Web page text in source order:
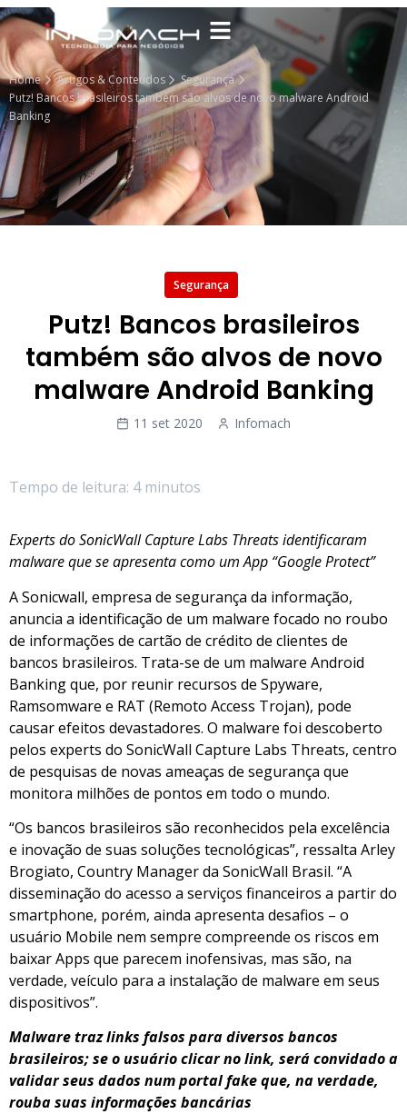
Home Artigos & Conteúdos
Segurança
Putz! Bancos brasileiros também são alvos de novo malware Android
Banking
Segurança
Putz! Bancos brasileiros
também são alvos de novo
malware Android Banking
11 set 2020 Infomach
Tempo de leitura: 4 minutos
Experts do SonicWall Capture Labs Threats identificaram
malware que se apresenta como um App “Google Protect”
A Sonicwall, empresa de segurança da informação,
anuncia a identificação de um malware focado no roubo
de informações de cartão de crédito de clientes de
bancos brasileiros. Trata-se de um malware Android
Banking que, por reunir recursos de Spyware,
Ramsomware e RAT (Remoto Access Trojan), pode
causar efeitos devastadores. O malware foi descoberto
pelos experts do SonicWall Capture Labs Threats, centro
de pesquisas de novas ameaças de segurança que
monitora milhões de pontos em todo o mundo.
“Os bancos brasileiros são reconhecidos pela excelência
e inovação de suas soluções tecnológicas”, ressalta Arley
Brogiato, Country Manager da SonicWall Brasil. “A
disseminação do acesso a serviços financeiros a partir do
smartphone, porém, ainda apresenta desafios – o
usuário Mobile nem sempre compreende os riscos em
baixar Apps que parecem inofensivas, mas são, na
verdade, veículo para a instalação de malware em seus
dispositivos”.
Malware traz links falsos para diversos bancos
brasileiros; se o usuário clicar no link, será convidado a
validar seus dados num portal fake que, na verdade,
rouba suas informações bancárias